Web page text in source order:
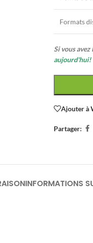
Formats
Si vous
aujourd'hui!
Ajouter à
Partager:
INFORMATIONS